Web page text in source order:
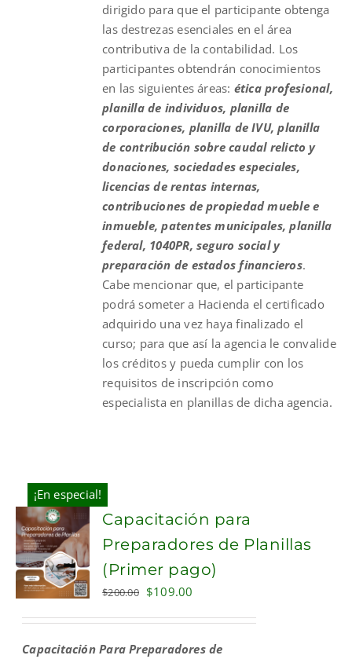
dirigido para que el participante obtenga
las destrezas esenciales en el área
contributiva de la contabilidad. Los
participantes obtendrán conocimientos
en las siguientes áreas: ética profesional,
planilla de individuos, planilla de
corporaciones, planilla de IVU, planilla
de contribución sobre caudal relicto y
donaciones, sociedades especiales,
licencias de rentas internas,
contribuciones de propiedad mueble e
inmueble, patentes municipales, planilla
federal, 1040PR, seguro social y
preparación de estados financieros.
Cabe mencionar que, el participante
podrá someter a Hacienda el certificado
adquirido una vez haya finalizado el
curso; para que así la agencia le convalide
los créditos y pueda cumplir con los
requisitos de inscripción como
especialista en planillas de dicha agencia.
¡En especial!
ADD TO
CART
Capacitación para
Preparadores de Planillas
(Primer pago)
$200.00 Original
$200.00.
$109.00
$109.00.
Capacitación Para Preparadores de